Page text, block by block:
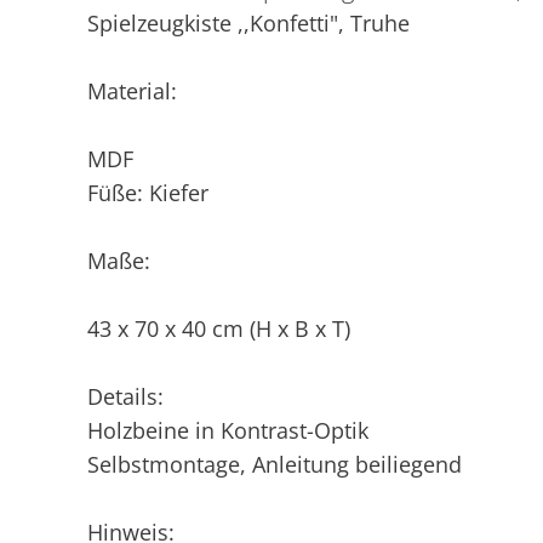
Spielzeugkiste ,,Konfetti", Truhe
Material:
MDF
Füße: Kiefer
Maße:
43 x 70 x 40 cm (H x B x T)
Details:
Holzbeine in Kontrast-Optik
Selbstmontage, Anleitung beiliegend
Hinweis: